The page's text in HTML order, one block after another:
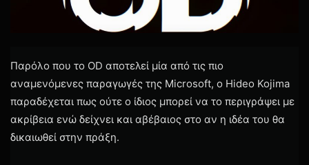
Παρόλο που το OD αποτελεί μία από τις πιο
αναμενόμενες παραγωγές της Microsoft, ο Hideo Kojima
παραδέχεται πως ούτε ο ίδιος μπορεί να το περιγράψει με
ακρίβεια ενώ δείχνει και αβέβαιος στο αν η ιδέα του θα
δικαιωθεί στην πράξη.